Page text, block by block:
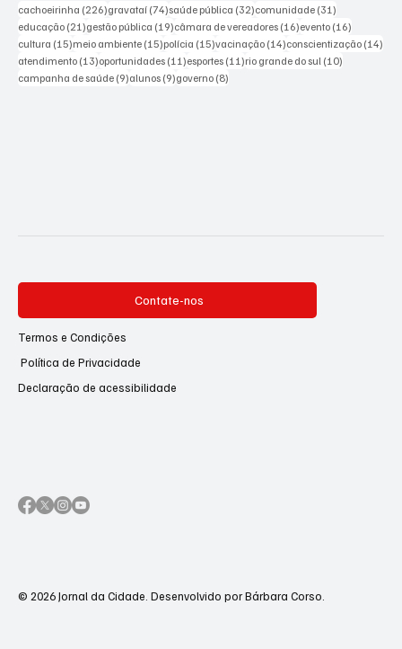
cachoeirinha (226)226 posts
gravataí (74)74 posts
saúde pública (32)32 posts
comunidade (31)
educação (21)21 posts
gestão pública (19)19 posts
câmara de vereadores (16)16 posts
evento (16)
cultura (15)15 posts
meio ambiente (15)15 posts
polícia (15)15 posts
vacinação (14)14 posts
conscientização (14)
atendimento (13)13 posts
oportunidades (11)11 posts
esportes (11)11 posts
rio grande do sul (10)
campanha de saúde (9)9 posts
alunos (9)9 posts
governo (8)
Contate-nos
Termos e Condições
Política de Privacidade
Declaração de acessibilidade
© 2026 Jornal da Cidade. Desenvolvido por Bárbara Corso.